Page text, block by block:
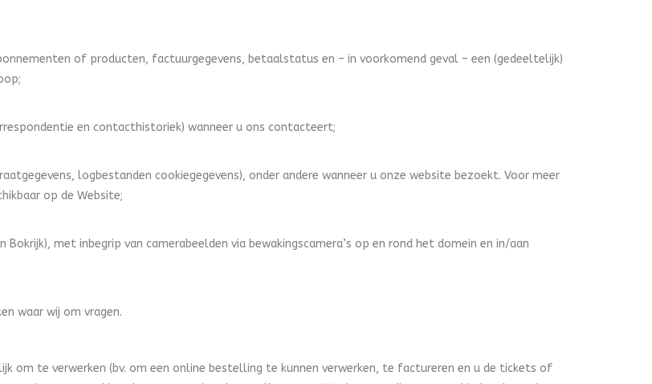
of producten, factuurgegevens, betaalstatus en – in voorkomend geval – een (gedeeltelijk)
en contacthistoriek) wanneer u ons contacteert;
logbestanden cookiegegevens), onder andere wanneer u onze website bezoekt. Voor meer
op de Website;
met inbegrip van camerabeelden via bewakingscamera’s op en rond het domein en in/aan
waar wij om vragen.
om te verwerken (bv. om een online bestelling te kunnen verwerken, te factureren en u de tickets of